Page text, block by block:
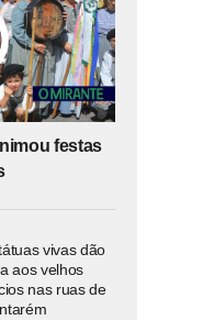
festas
vivas dão
aos velhos
nas ruas de